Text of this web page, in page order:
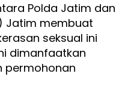
Polda Jatim dan
Jatim membuat
seksual ini
dimanfaatkan
permohonan